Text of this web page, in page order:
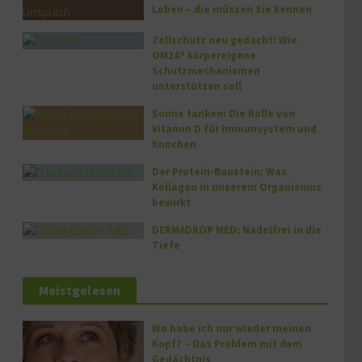
Leben – die müssen Sie kennen
Zellschutz neu gedacht: Wie
OM24® körpereigene
Schutzmechanismen
unterstützen soll
Sonne tanken: Die Rolle von
Vitamin D für Immunsystem und
Knochen
Der Protein-Baustein: Was
Kollagen in unserem Organismus
bewirkt
DERMADROP MED: Nadelfrei in die
Tiefe
Meistgelesen
Wo habe ich nur wieder meinen
Kopf? – Das Problem mit dem
Gedächtnis